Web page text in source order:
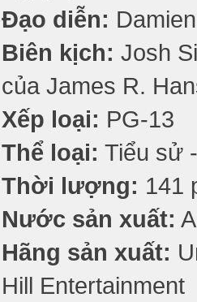
Đạo diễn:
Biên kịch: Josh
của James R.
Xếp loại: PG-13
Thể loại: Tiểu sử
Thời lượng: 141
Nước sản xuất:
Hãng sản xuất:
Hill Entertainment